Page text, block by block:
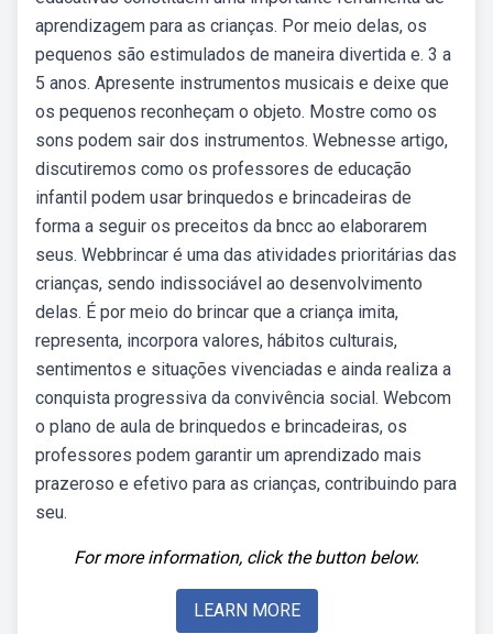
aprendizagem para as crianças. Por meio delas, os
pequenos são estimulados de maneira divertida e. 3 a
5 anos. Apresente instrumentos musicais e deixe que
os pequenos reconheçam o objeto. Mostre como os
sons podem sair dos instrumentos. Webnesse artigo,
discutiremos como os professores de educação
infantil podem usar brinquedos e brincadeiras de
forma a seguir os preceitos da bncc ao elaborarem
seus. Webbrincar é uma das atividades prioritárias das
crianças, sendo indissociável ao desenvolvimento
delas. É por meio do brincar que a criança imita,
representa, incorpora valores, hábitos culturais,
sentimentos e situações vivenciadas e ainda realiza a
conquista progressiva da convivência social. Webcom
o plano de aula de brinquedos e brincadeiras, os
professores podem garantir um aprendizado mais
prazeroso e efetivo para as crianças, contribuindo para
seu.
For more information, click the button below.
LEARN MORE